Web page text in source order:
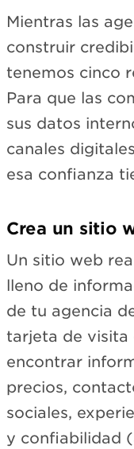
Mientras las
construir
tenemos cinco
Para que las
sus datos
canales
esa confianza
Crea un sitio
Un sitio web
lleno de
de tu agencia
tarjeta de visita
encontrar
precios,
sociales,
y confiabilidad